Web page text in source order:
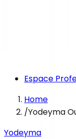
Espace
Home
/Yodeyma
Yodeyma